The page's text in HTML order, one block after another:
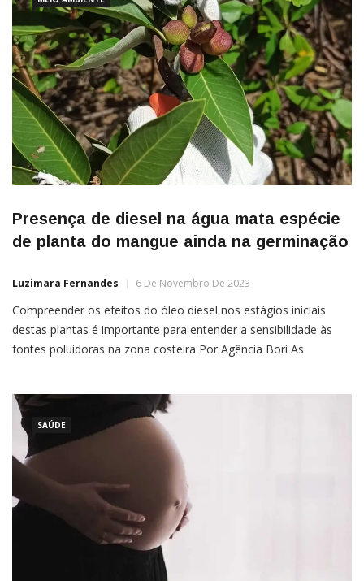
Presença de diesel na água mata espécie
de planta do mangue ainda na germinação
Luzimara Fernandes 6 De Novembro De 2023
Compreender os efeitos do óleo diesel nos estágios iniciais
destas plantas é importante para entender a sensibilidade às
fontes poluidoras na zona costeira Por Agência Bori As
intensificado na última década, aumentando o risco […]
SAÚDE